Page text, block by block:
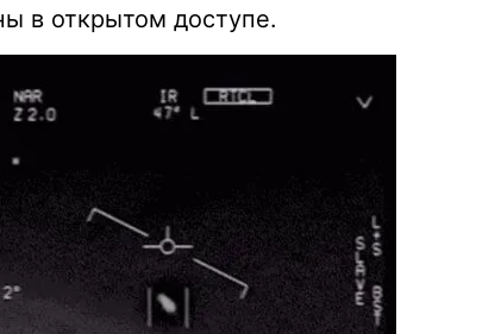
в открытом доступе.